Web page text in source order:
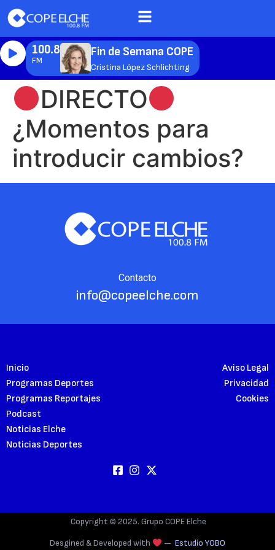
100.8
FM
Fin de Semana COPE
Cristina López Schlichting
DIRECTO
¿Momentos para
introducir cambios?
Contacto
info@copeelche.com
Inicio
Programas Deportes
Programas Reportajes
Podcast
Noticias Elche
Noticias Deportes
Aviso Legal
Privacidad
Cookies
Copyright © 2025. Grupo COPE Elche
Desgined & Developed with — Estudio YOBO